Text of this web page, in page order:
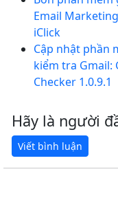
Email
iClick
Cập nhật phần
kiểm tra Gmail:
Checker 1.0.9.1
Hãy là người